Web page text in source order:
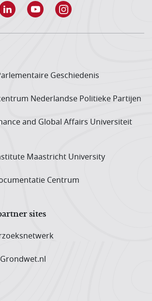
Geschiedenis
Neder­landse Politieke Partijen
and Global Affairs Universiteit
Maastricht University
Centrum
sites